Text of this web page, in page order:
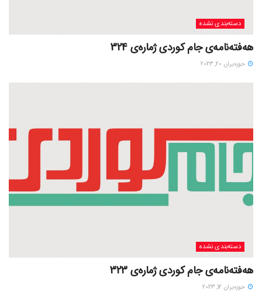
دسته‌بندی نشده
هەفتەنامەی جام کوردی ژمارەی 324
حوزه‌یران 20, 2023
دسته‌بندی نشده
هەفتەنامەی جام کوردی ژمارەی 323
حوزه‌یران 12, 2023